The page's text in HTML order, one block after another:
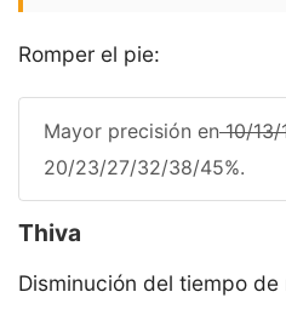
Romper el pie:
Mayor precisión en10/13/
20/23/27/32/38/45%.
Thiva
Disminución del tiempo de